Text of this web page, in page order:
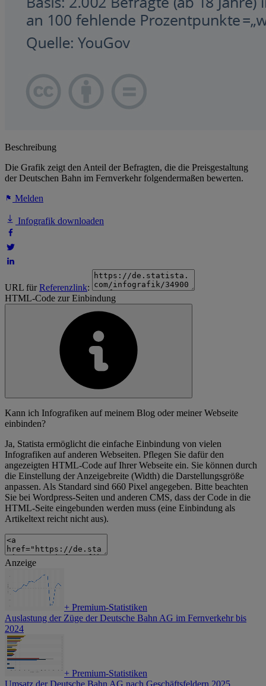
Beschreibung
Die Grafik zeigt den Anteil der Befragten, die die Preisgestaltung
der Deutschen Bahn im Fernverkehr folgendermaßen bewerten.
Melden
Infografik downloaden
URL fürReferenzlink:
HTML-Code zur Einbindung
Kann ich Infografiken auf meinem Blog oder meiner Webseite
einbinden?
Ja, Statista ermöglicht die einfache Einbindung von vielen
Infografiken auf anderen Webseiten. Pflegen Sie dafür den
angezeigten HTML-Code auf Ihrer Webseite ein. Sie können durch
die Einstellung der Anzeigebreite (Width) die Darstellungsgröße
anpassen. Als Standard sind 660 Pixel angegeben. Bitte beachten
Sie bei Wordpress-Seiten und anderen CMS, dass der Code in die
HTML-Seite eingebunden werden muss (eine Einbindung als
Artikeltext reicht nicht aus).
Anzeige
+ Premium-Statistiken
Auslastung der Züge der Deutsche Bahn AG im Fernverkehr bis
2024
+ Premium-Statistiken